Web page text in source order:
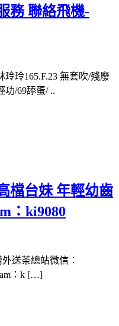
務 聯絡飛機-
玲165.F.23 無套吹/殘廢
功/69舔蛋/ ..
檔台妹 年輕幼齒
：ki9080
送茶總站微信：
：k […]